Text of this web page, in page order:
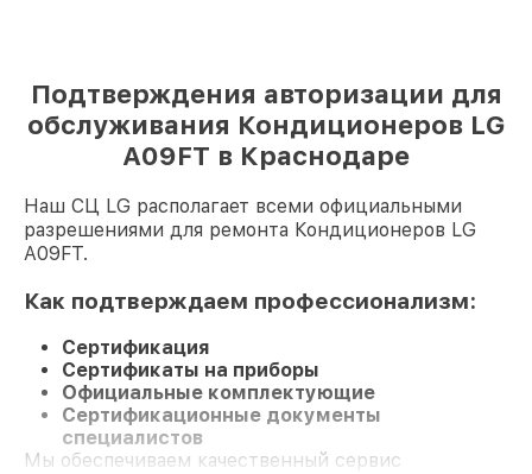
Подтверждения авторизации для
обслуживания Кондиционеров LG
A09FT в Краснодаре
Наш СЦ LG располагает всеми официальными
разрешениями для ремонта Кондиционеров LG
A09FT.
Как подтверждаем профессионализм:
Сертификация
Сертификаты на приборы
Официальные комплектующие
Сертификационные документы
специалистов
Мы обеспечиваем качественный сервис